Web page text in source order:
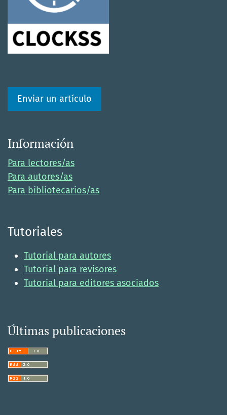
Enviar un artículo
Información
Para lectores/as
Para autores/as
Para bibliotecarios/as
Tutoriales
Tutorial para autores
Tutorial para revisores
Tutorial para editores asociados
Últimas publicaciones